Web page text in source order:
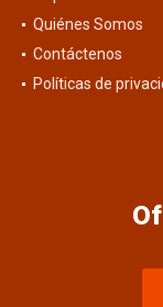
Quiénes Somos
Contáctenos
Políticas de